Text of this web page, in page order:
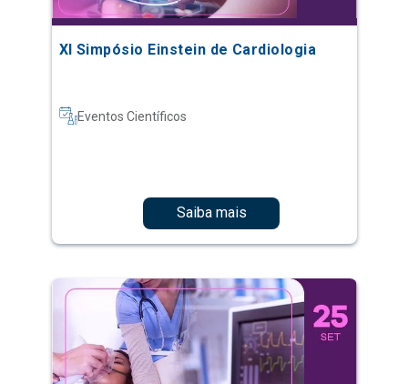
XI Simpósio Einstein de Cardiologia
Eventos Científicos
Saiba mais